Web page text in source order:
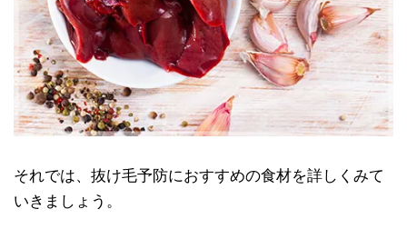
それでは、抜け毛予防におすすめの食材を詳しくみて
いきましょう。